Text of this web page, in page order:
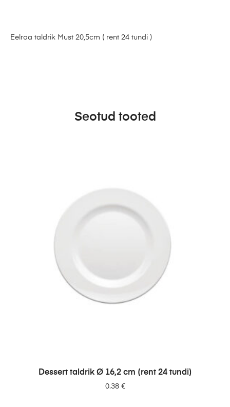
Eelroa taldrik Must 20,5cm ( rent 24 tundi )
Seotud tooted
LISA PÄRINGUSSE
Dessert taldrik Ø 16,2 cm (rent 24 tundi)
0.38 €